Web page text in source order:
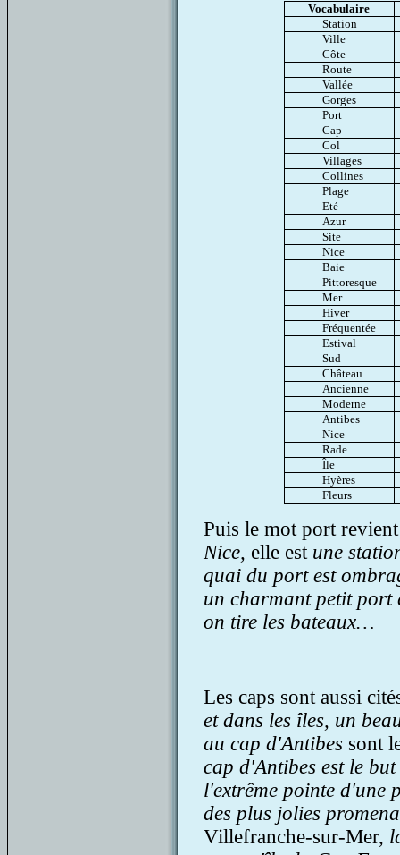
Vocabulaire
Station
Ville
Côte
Route
Vallée
Gorges
Port
Cap
Col
Villages
Collines
Plage
Eté
Azur
Site
Nice
Baie
Pittoresque
Mer
Hiver
Fréquentée
Estival
Sud
Château
Ancienne
Moderne
Antibes
Nice
Rade
Île
Hyères
Fleurs
Puis le mot port
Nice, elle est une
quai du port est
un charmant petit port
on tire les bateaux…
Les caps sont aussi
et dans les îles, un
au cap d'Antibes sont
cap d'Antibes est le
l'extrême pointe d'une
des plus jolies
Villefranche-sur-Mer,